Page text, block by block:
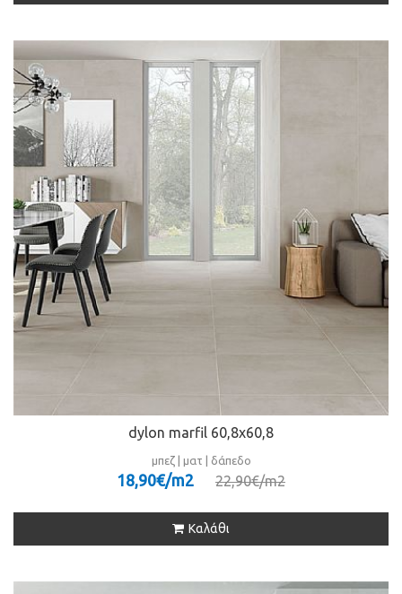
dylon marfil 60,8x60,8
μπεζ | ματ | δάπεδο
18,90€/m2 22,90€/m2
Καλάθι